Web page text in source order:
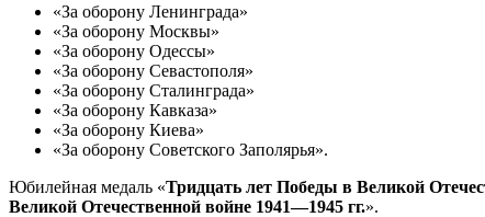
«За оборону Ленинграда»
«За оборону Москвы»
«За оборону Одессы»
«За оборону Севастополя»
«За оборону Сталинграда»
«За оборону Кавказа»
«За оборону Киева»
«За оборону Советского Заполярья».
Юбилейная медаль «Тридцать лет Победы в Великой
Великой Отечественной войне 1941—1945 гг.».